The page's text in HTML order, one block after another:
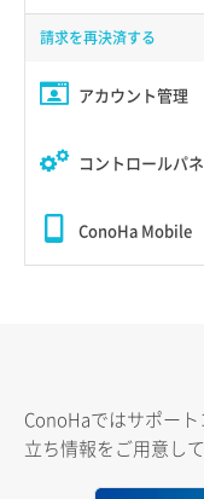
請求を再決済する
アカウント管理
コントロールパ
ConoHa Mobile
ConoHaではサポー
立ち情報をご用意し